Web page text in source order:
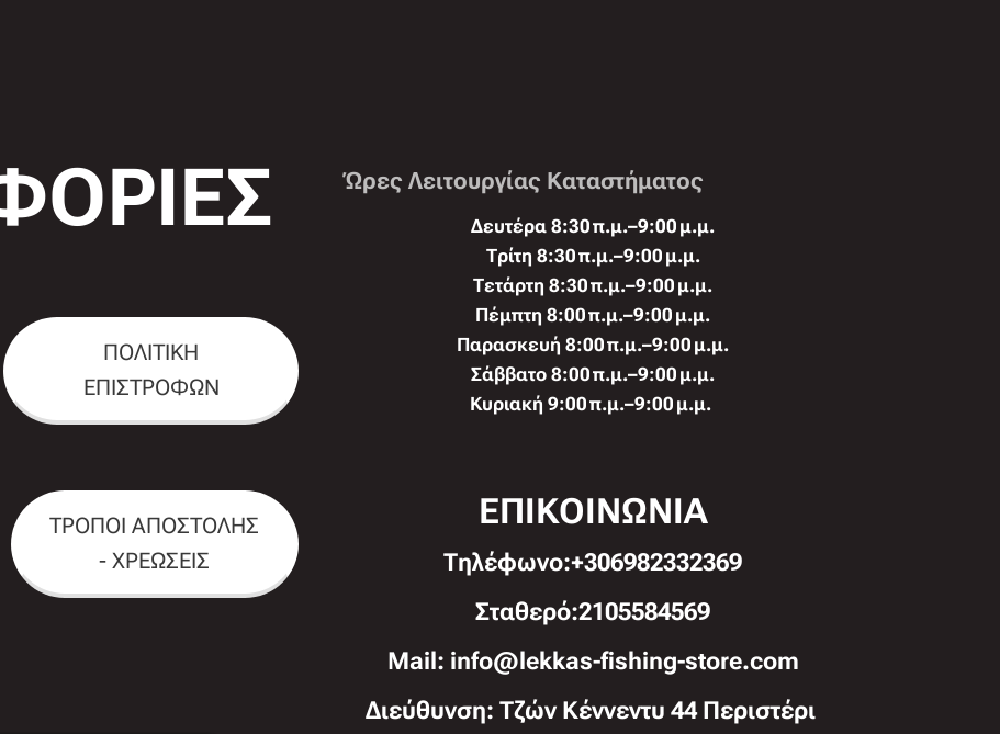
ΠΟΛΙΤΙΚΗ
ΕΠΙΣΤΡΟΦΩΝ
ΤΡΟΠΟΙ ΑΠΟΣΤΟΛΗΣ
- ΧΡΕΩΣΕΙΣ
Ώρες Λειτουργίας Καταστήματος
Δευτέρα 8:30 π.μ.–9:00 μ.μ.
Τρίτη 8:30 π.μ.–9:00 μ.μ.
Τετάρτη 8:30 π.μ.–9:00 μ.μ.
Πέμπτη 8:00 π.μ.–9:00 μ.μ.
Παρασκευή 8:00 π.μ.–9:00 μ.μ.
Σάββατο 8:00 π.μ.–9:00 μ.μ.
Κυριακή 9:00 π.μ.–9:00 μ.μ.
ΕΠΙΚΟΙΝΩΝΙΑ
Τηλέφωνo:+306982332369
Σταθερό:2105584569
Mail: info@lekkas-fishing-store.com
Διεύθυνση: Τζών Κέννεντυ 44 Περιστέρι